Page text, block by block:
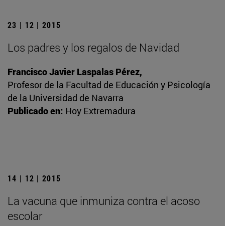
23 | 12 | 2015
Los padres y los regalos de Navidad
Francisco Javier Laspalas Pérez,
Profesor de la Facultad de Educación y Psicología
de la Universidad de Navarra
Publicado en: Hoy Extremadura
14 | 12 | 2015
La vacuna que inmuniza contra el acoso
escolar